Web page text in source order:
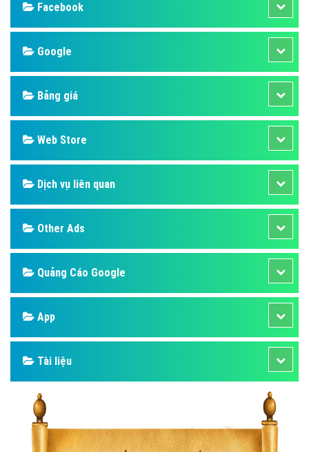
Facebook
Google
Bảng giá
Web Store
Dịch vụ liên quan
Other Ads
Quảng Cáo Google
App
Tài liệu